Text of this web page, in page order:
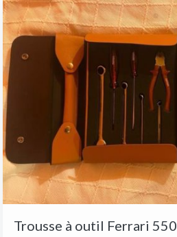
Trousse à outil Ferrari